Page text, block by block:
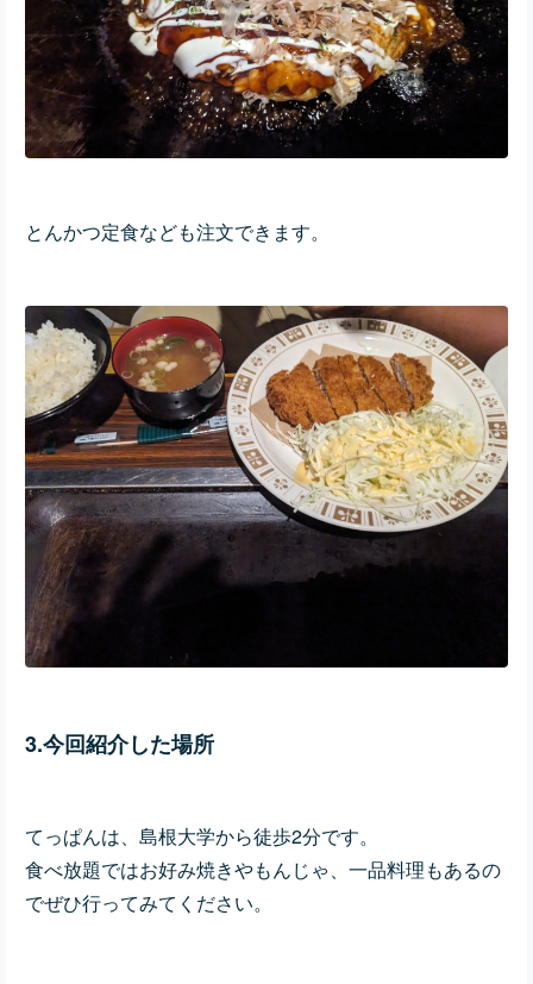
とんかつ定食なども注文できます。
3.今回紹介した場所
てっぱんは、島根大学から徒歩2分です。
食べ放題ではお好み焼きやもんじゃ、一品料理もあるの
でぜひ行ってみてください。